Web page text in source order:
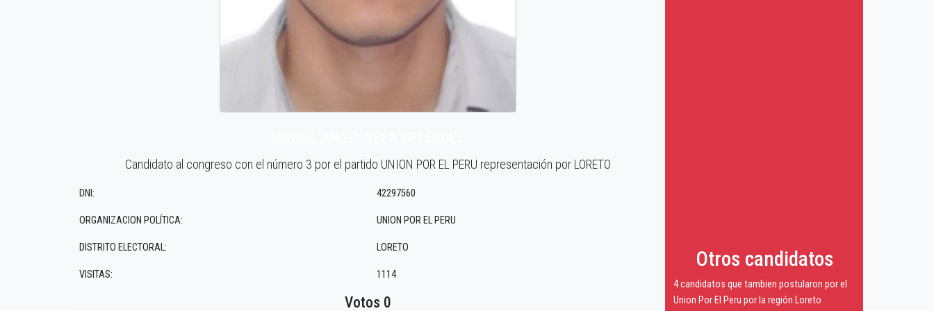
Candidato al congreso con el número 3 por el partido UNION POR EL PERU representación por LORETO
DNI:
ORGANIZACION POLÍTICA:
DISTRITO ELECTORAL:
VISITAS:
42297560
UNION POR EL PERU
LORETO
1114
Votos 0
Otros candidatos
4 candidatos que tambien postularon por el
Union Por El Peru por la región Loreto